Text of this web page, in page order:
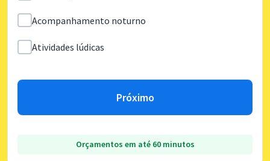
Acompanhamento noturno
Atividades lúdicas
Próximo
Orçamentos em até 60 minutos